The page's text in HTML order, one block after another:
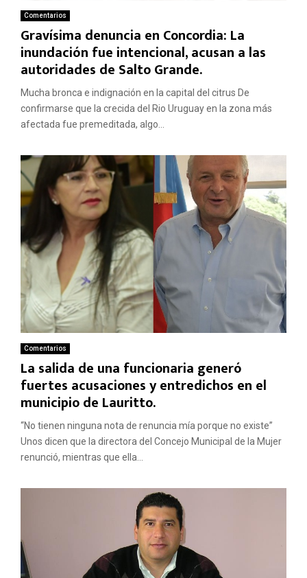
Comentarios
Gravísima denuncia en Concordia: La
inundación fue intencional, acusan a las
autoridades de Salto Grande.
Mucha bronca e indignación en la capital del citrus De
confirmarse que la crecida del Rio Uruguay en la zona más
afectada fue premeditada, algo...
Comentarios
La salida de una funcionaria generó
fuertes acusaciones y entredichos en el
municipio de Lauritto.
“No tienen ninguna nota de renuncia mía porque no existe”
Unos dicen que la directora del Concejo Municipal de la Mujer
renunció, mientras que ella...